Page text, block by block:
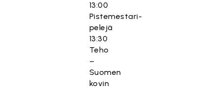
13:00
Pistemestari-
pelejä
13:30
Teho
–
Suomen
kovin